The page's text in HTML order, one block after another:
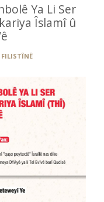
Ya Li Ser
Îslamî û
FILISTÎNÊ